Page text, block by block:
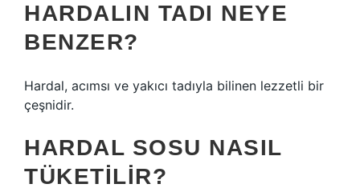
HARDALIN TADI NEYE
BENZER?
Hardal, acımsı ve yakıcı tadıyla bilinen lezzetli bir
çeşnidir.
HARDAL SOSU NASIL
TÜKETILIR?